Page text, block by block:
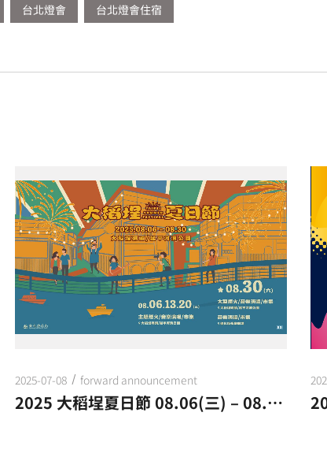
台北燈會 台北燈會住宿
2025-07-08 forward announcement
2025 大稻埕夏日節 08.06(三) – 08.30(六)